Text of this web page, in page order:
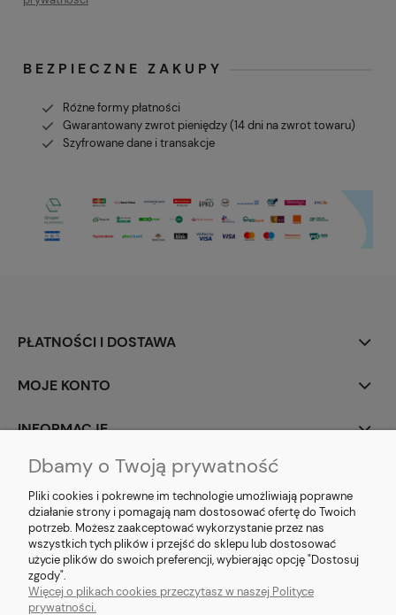
BEZPIECZNE ZAKUPY
Różne formy płatności
Gwarantowany zwrot pieniędzy (14 dni na zwrot towaru)
Szyfrowane dane i transakcje
PŁATNOŚCI I DOSTAWA
MOJE KONTO
INFORMACJE
SOCIAL MEDIA
E-prezent.org|sprzedaz@e-prezent.org.pl| Tel.:511546060| NIP:
1133029322 | REGON: 388212193 | Skaryszewska 12, 03-802 Warszawa
© 2021 Księgarnia PREZENT
Dbamy o Twoją prywatność
Pliki cookies i pokrewne im technologie umożliwiają poprawne
działanie strony i pomagają nam dostosować ofertę do Twoich
potrzeb. Możesz zaakceptować wykorzystanie przez nas
wszystkich tych plików i przejść do sklepu lub dostosować
użycie plików do swoich preferencji, wybierając opcję "Dostosuj
zgody".
Więcej o plikach cookies przeczytasz w naszej Polityce
prywatności.